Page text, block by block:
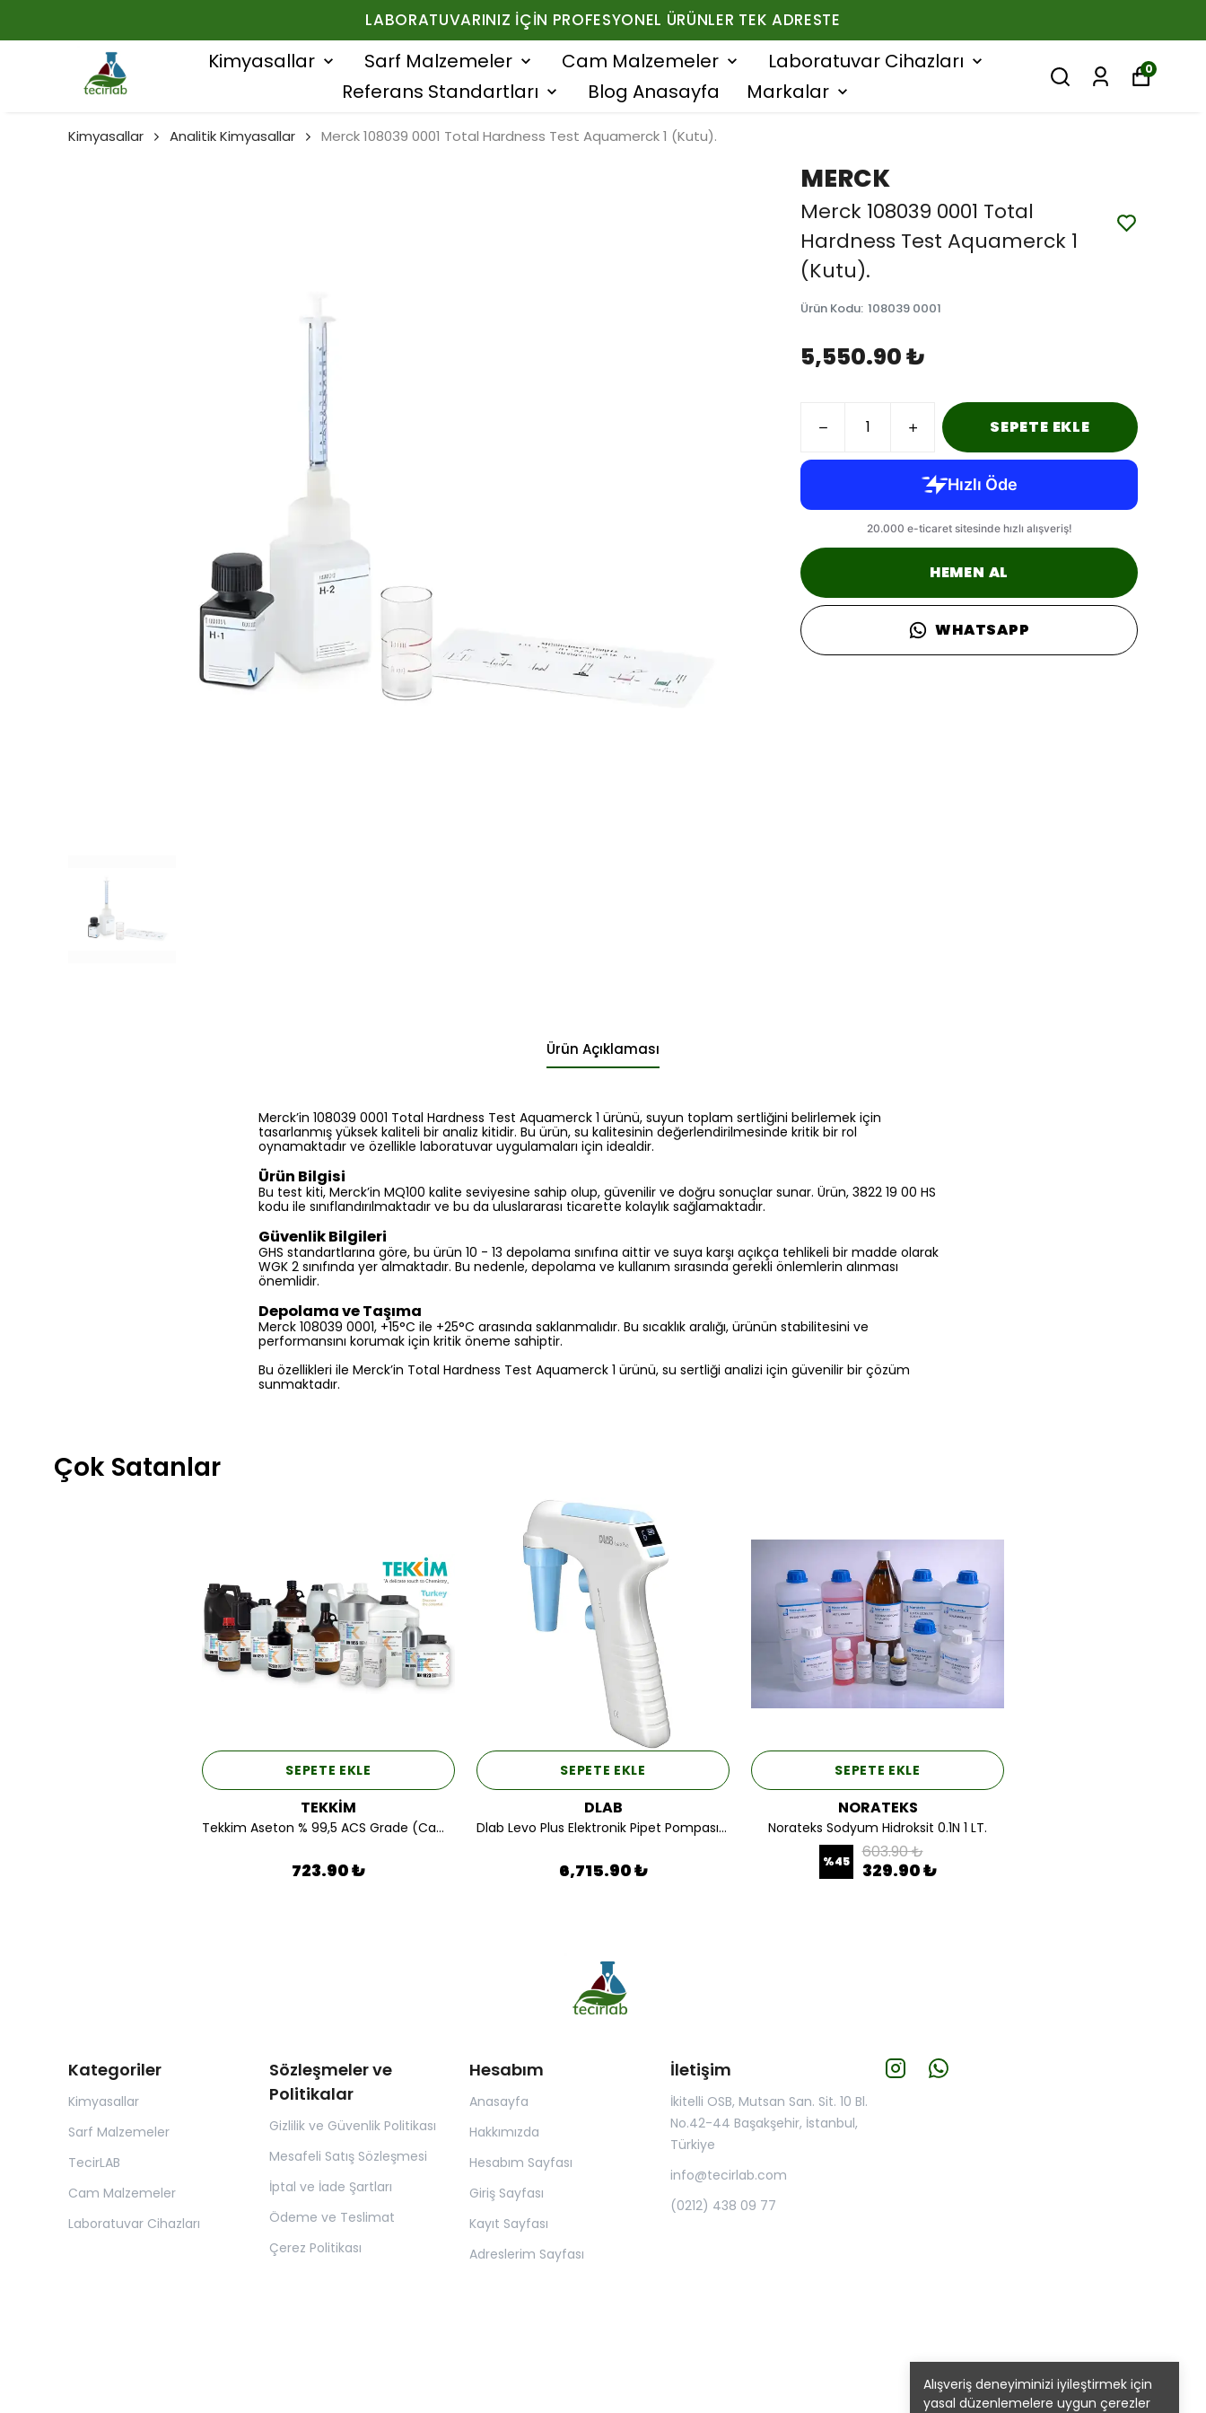
LABORATUVARINIZ İÇIN PROFESYONEL ÜRÜNLER TEK ADRESTE
Kimyasallar Sarf Malzemeler Cam Malzemeler
Laboratuvar Cihazları
Referans Standartları
Blog Anasayfa Markalar
0
Alışveriş deneyiminizi iyileştirmek için
yasal düzenlemelere uygun çerezler
Kimyasallar Analitik Kimyasallar Merck 108039 0001 Total Hardness Test Aquamerck 1 (Kutu).
MERCK
Merck 108039 0001 Total
Hardness Test Aquamerck 1
(Kutu).
Ürün Kodu: 108039 0001
5,550.90 ₺
SEPETE EKLE
HEMEN AL
WHATSAPP
Ürün Açıklaması
Merck’in 108039 0001 Total Hardness Test Aquamerck 1 ürünü, suyun toplam sertliğini belirlemek için
tasarlanmış yüksek kaliteli bir analiz kitidir. Bu ürün, su kalitesinin değerlendirilmesinde kritik bir rol
oynamaktadır ve özellikle laboratuvar uygulamaları için idealdir.
Ürün Bilgisi
Bu test kiti, Merck’in MQ100 kalite seviyesine sahip olup, güvenilir ve doğru sonuçlar sunar. Ürün, 3822 19 00 HS
kodu ile sınıflandırılmaktadır ve bu da uluslararası ticarette kolaylık sağlamaktadır.
Güvenlik Bilgileri
GHS standartlarına göre, bu ürün 10 - 13 depolama sınıfına aittir ve suya karşı açıkça tehlikeli bir madde olarak
WGK 2 sınıfında yer almaktadır. Bu nedenle, depolama ve kullanım sırasında gerekli önlemlerin alınması
önemlidir.
Depolama ve Taşıma
Merck 108039 0001, +15°C ile +25°C arasında saklanmalıdır. Bu sıcaklık aralığı, ürünün stabilitesini ve
performansını korumak için kritik öneme sahiptir.
Bu özellikleri ile Merck’in Total Hardness Test Aquamerck 1 ürünü, su sertliği analizi için güvenilir bir çözüm
sunmaktadır.
Çok Satanlar
SEPETE EKLE
TEKKİM
Tekkim Aseton % 99,5 ACS Grade (Cam Ambalaj) 1LT.
723.90 ₺
SEPETE EKLE
DLAB
Dlab Levo Plus Elektronik Pipet Pompası 01.100 ML.
6,715.90 ₺
SEPETE EKLE
NORATEKS
Norateks Sodyum Hidroksit 0.1N 1 LT.
%45 603.90 ₺
329.90 ₺
Kategoriler
Kimyasallar
Sarf Malzemeler
TecirLAB
Cam Malzemeler
Laboratuvar Cihazları
Sözleşmeler ve
Politikalar
Gizlilik ve Güvenlik Politikası
Mesafeli Satış Sözleşmesi
İptal ve İade Şartları
Ödeme ve Teslimat
Çerez Politikası
Hesabım
Anasayfa
Hakkımızda
Hesabım Sayfası
Giriş Sayfası
Kayıt Sayfası
Adreslerim Sayfası
İletişim
İkitelli OSB, Mutsan San. Sit. 10 Bl.
No.42-44 Başakşehir, İstanbul,
Türkiye
info@tecirlab.com
(0212) 438 09 77